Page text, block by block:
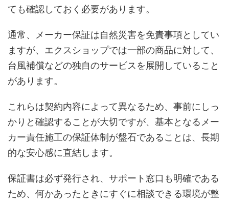
ても確認しておく必要があります。
通常、メーカー保証は自然災害を免責事項としてい
ますが、エクスショップでは一部の商品に対して、
台風補償などの独自のサービスを展開していること
があります。
これらは契約内容によって異なるため、事前にしっ
かりと確認することが大切ですが、基本となるメー
カー責任施工の保証体制が盤石であることは、長期
的な安心感に直結します。
保証書は必ず発行され、サポート窓口も明確である
ため、何かあったときにすぐに相談できる環境が整